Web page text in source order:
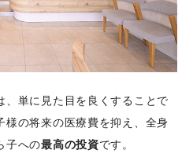
、単に見た目を良くすることで
様の将来の医療費を抑え、全身
子への最高の投資です。